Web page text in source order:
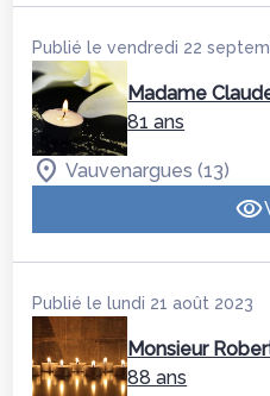
Publié le vendredi 22
Madame
81 ans
Vauvenargues (13)
Publié le lundi 21 août 2023
Monsieur
88 ans